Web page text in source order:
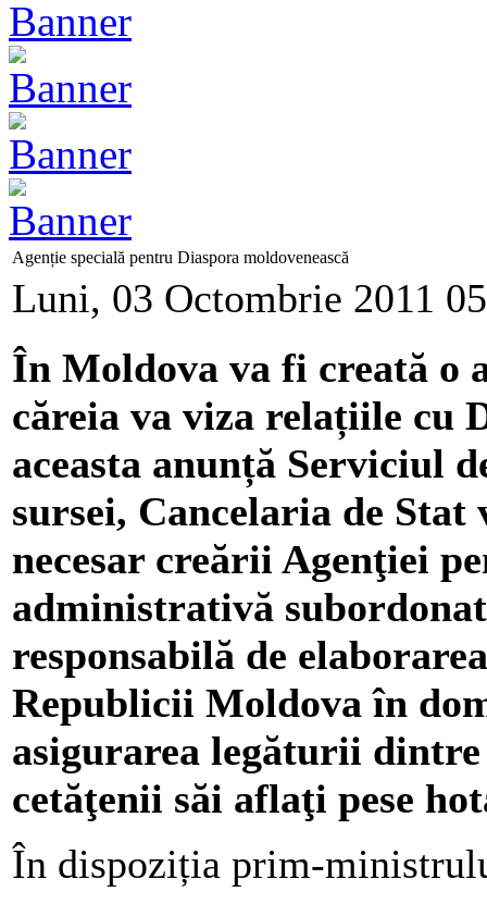
Agenție specială pentru Diaspora moldovenească
Luni, 03 Octombrie 2011
În Moldova va fi creată o
căreia va viza relațiile cu
aceasta anunță Serviciul
sursei, Cancelaria de
necesar creării Agenţiei
administrativă
responsabilă de
Republicii Moldova în
asigurarea legăturii
cetăţenii săi aflaţi pese
În dispoziția prim-